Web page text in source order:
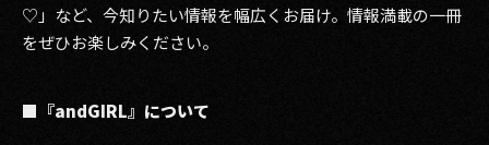
♡」など、今知りたい情報を幅広くお届け。情報満載の一冊
をぜひお楽しみください。
■『andGIRL』について